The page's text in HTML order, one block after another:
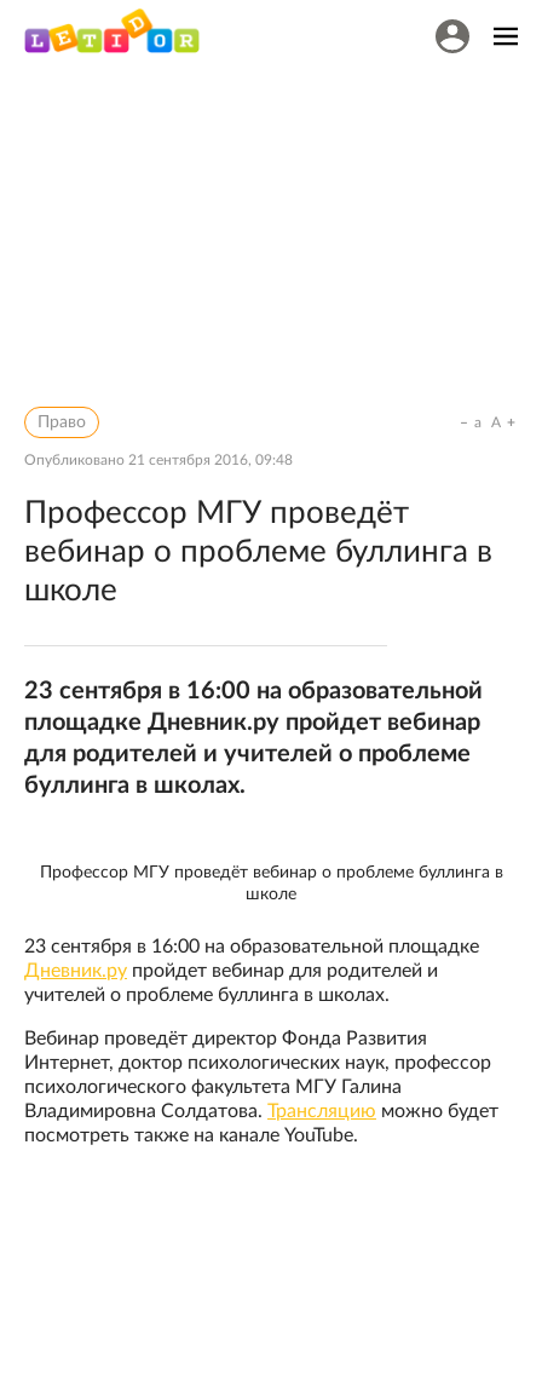
Право
Опубликовано 21 сентября 2016, 09:48
a A
Профессор МГУ проведёт
вебинар о проблеме буллинга в
школе
23 сентября в 16:00 на образовательной
площадке Дневник.ру пройдет вебинар
для родителей и учителей о проблеме
буллинга в школах.
Профессор МГУ проведёт вебинар о проблеме буллинга в
школе
23 сентября в 16:00 на образовательной площадке
Дневник.ру пройдет вебинар для родителей и
учителей о проблеме буллинга в школах.
Вебинар проведёт директор Фонда Развития
Интернет, доктор психологических наук, профессор
психологического факультета МГУ Галина
Владимировна Солдатова. Трансляцию можно будет
посмотреть также на канале YouTube.